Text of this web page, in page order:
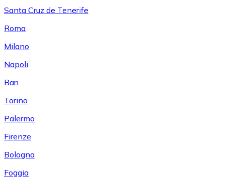
Santa Cruz de Tenerife
Roma
Milano
Napoli
Bari
Torino
Palermo
Firenze
Bologna
Foggia